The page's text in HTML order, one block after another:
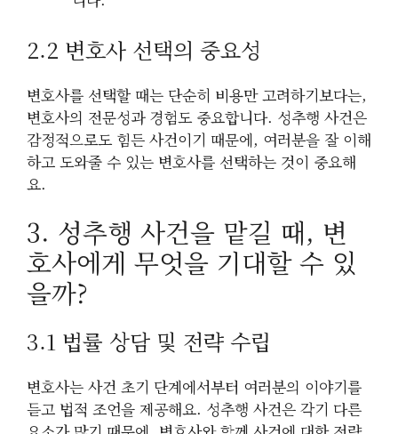
2.2 변호사 선택의 중요성
변호사를 선택할 때는 단순히 비용만 고려하기보다는,
변호사의 전문성과 경험도 중요합니다. 성추행 사건은
감정적으로도 힘든 사건이기 때문에, 여러분을 잘 이해
하고 도와줄 수 있는 변호사를 선택하는 것이 중요해
요.
3. 성추행 사건을 맡길 때, 변
호사에게 무엇을 기대할 수 있
을까?
3.1 법률 상담 및 전략 수립
변호사는 사건 초기 단계에서부터 여러분의 이야기를
듣고 법적 조언을 제공해요. 성추행 사건은 각기 다른